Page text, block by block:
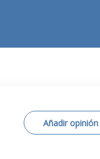
Añadir opinión